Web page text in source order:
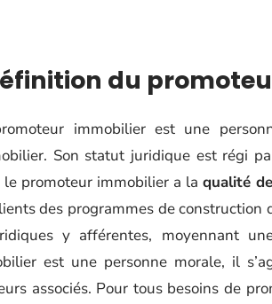
du
immobilier est une
Son statut juridique est régi
le promoteur immobilier a laqualité
des programmes de construction
y afférentes, moyennant
est une personne morale, il
associés. Pour tous besoins de